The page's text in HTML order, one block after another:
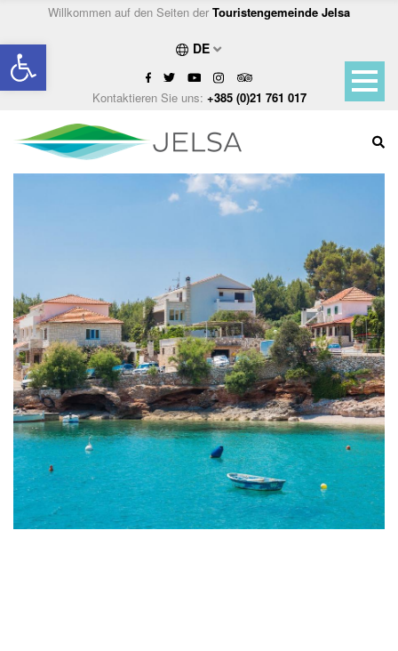
Open toolbar
Willkommen auf den Seiten der Touristengemeinde Jelsa
DE
Kontaktieren Sie uns: +385 (0)21 761 017